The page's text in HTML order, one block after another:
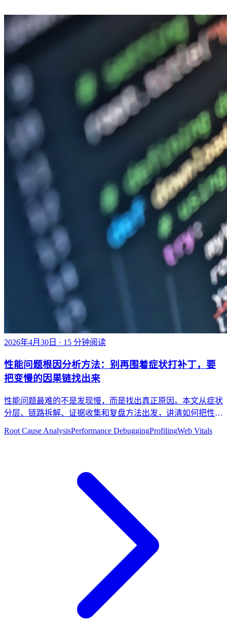
2026年4月30日 · 15 分钟阅读
性能问题根因分析方法：别再围着症状打补丁，要
把变慢的因果链找出来
性能问题最难的不是发现慢，而是找出真正原因。本文从症状
分层、链路拆解、证据收集和复盘方法出发，讲清如何把性能
Root Cause AnalysisPerformance DebuggingProfilingWeb Vitals